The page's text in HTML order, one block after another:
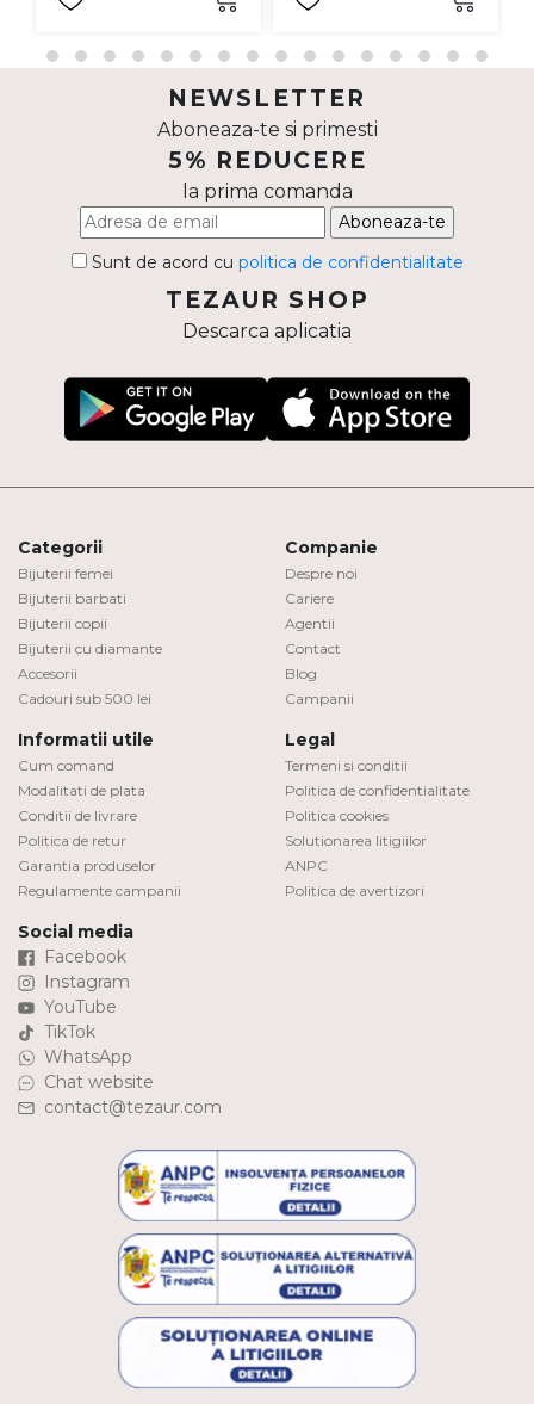
NEWSLETTER
Aboneaza-te si primesti
5% REDUCERE
la prima comanda
Aboneaza-te
Sunt de acord cu politica de confidentialitate
TEZAUR SHOP
Descarca aplicatia
Categorii
Bijuterii femei
Bijuterii barbati
Bijuterii copii
Bijuterii cu diamante
Accesorii
Cadouri sub 500 lei
Companie
Despre noi
Cariere
Agentii
Contact
Blog
Campanii
Informatii utile
Cum comand
Modalitati de plata
Conditii de livrare
Politica de retur
Garantia produselor
Regulamente campanii
Legal
Termeni si conditii
Politica de confidentialitate
Politica cookies
Solutionarea litigiilor
ANPC
Politica de avertizori
Social media
Facebook
Instagram
YouTube
TikTok
WhatsApp
Chat website
contact@tezaur.com